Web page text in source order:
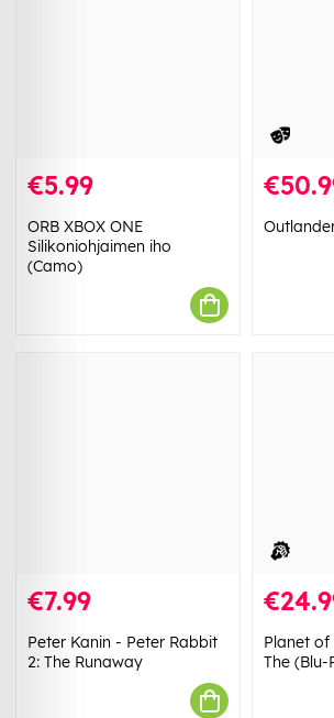
€5.99
ORB XBOX ONE
Silikoniohjaimen iho
(Camo)
€7.99
Peter Kanin - Peter Rabbit
2: The Runaway
Planet of
The (Blu-